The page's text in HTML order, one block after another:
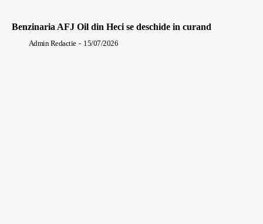
Benzinaria AFJ Oil din Heci se deschide in curand
Admin Redactie - 15/07/2026